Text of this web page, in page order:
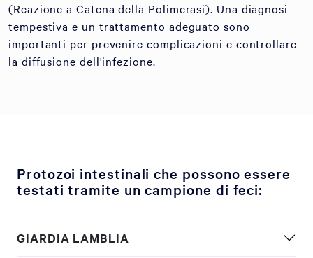
(Reazione a Catena della Polimerasi). Una diagnosi
tempestiva e un trattamento adeguato sono
importanti per prevenire complicazioni e controllare
la diffusione dell'infezione.
Protozoi intestinali che possono essere
testati tramite un campione di feci:
GIARDIA LAMBLIA